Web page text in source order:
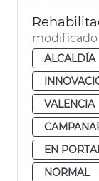
modificado
ALCALDÍA
VALENCIA
EN
NORMAL